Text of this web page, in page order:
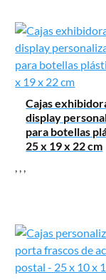
Cajas
display
para botellas
25 x 19 x 22 cm
, , ,